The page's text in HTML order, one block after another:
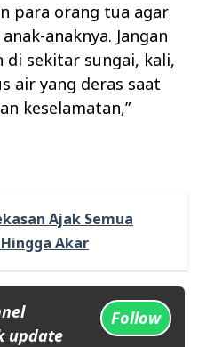
para orang tua agar
anaknya. Jangan
di sekitar sungai, kali,
air yang deras saat
keselamatan,”
Ajak Semua
Akar
update
Follow